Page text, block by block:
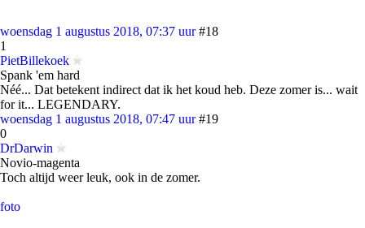
woensdag 1 augustus 2018, 07:37 uur #18
1
PietBillekoek
Spank 'em hard
Néé... Dat betekent indirect dat ik het koud heb. Deze zomer is... wait
for it... LEGENDARY.
woensdag 1 augustus 2018, 07:47 uur #19
0
DrDarwin
Novio-magenta
Toch altijd weer leuk, ook in de zomer.
foto